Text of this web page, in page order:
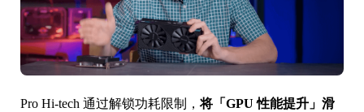
Pro Hi-tech 通过解锁功耗限制，将「GPU 性能提升」滑